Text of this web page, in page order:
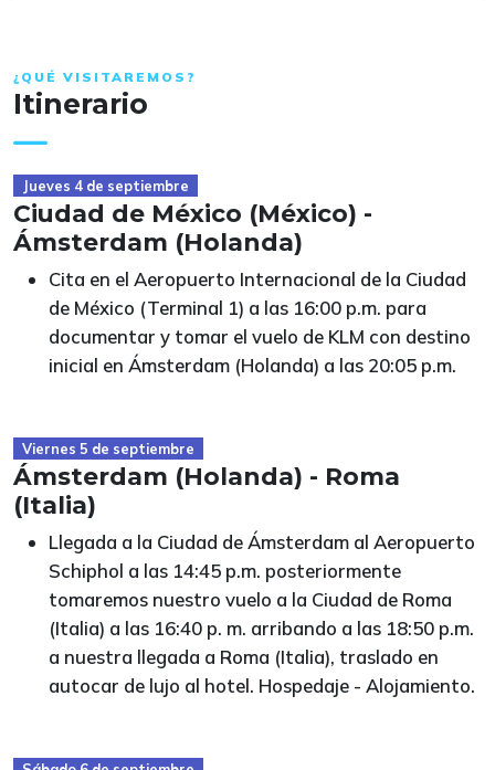
¿QUÉ VISITAREMOS?
Itinerario
Jueves 4 de septiembre
Ciudad de México (México) -
Ámsterdam (Holanda)
Cita en el Aeropuerto Internacional de la Ciudad
de México (Terminal 1) a las 16:00 p.m. para
documentar y tomar el vuelo de KLM con destino
inicial en Ámsterdam (Holanda) a las 20:05 p.m.
Viernes 5 de septiembre
Ámsterdam (Holanda) - Roma
(Italia)
Llegada a la Ciudad de Ámsterdam al Aeropuerto
Schiphol a las 14:45 p.m. posteriormente
tomaremos nuestro vuelo a la Ciudad de Roma
(Italia) a las 16:40 p. m. arribando a las 18:50 p.m.
a nuestra llegada a Roma (Italia), traslado en
autocar de lujo al hotel. Hospedaje - Alojamiento.